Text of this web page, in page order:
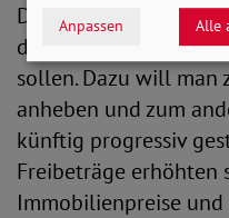
Das Reformpapier
die kleinere und
sollen. Dazu will man
anheben und zum
künftig progressiv
Freibeträge erhöhten
Immobilienpreise
Anpassen Alle